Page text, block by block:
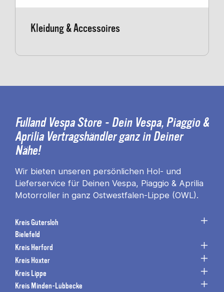
Kleidung & Accessoires
Fulland Vespa Store - Dein Vespa, Piaggio &
Aprilia Vertragshändler ganz in Deiner
Nähe!
Wir bieten unseren persönlichen Hol- und
Lieferservice für Deinen Vespa, Piaggio & Aprilia
Motorroller in ganz Ostwestfalen-Lippe (OWL).
Kreis Gütersloh
Bielefeld
Kreis Herford
Kreis Höxter
Kreis Lippe
Kreis Minden-Lübbecke